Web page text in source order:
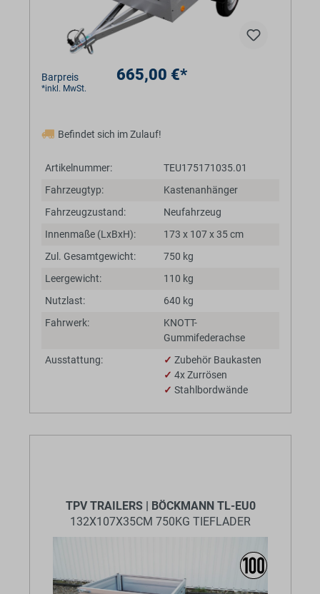
Barpreis 665,00 €*
*inkl. MwSt.
Befindet sich im Zulauf!
Artikelnummer:
TEU175171035.01
Fahrzeugtyp:
Kastenanhänger
Fahrzeugzustand:
Neufahrzeug
Innenmaße (LxBxH):
173 x 107 x 35 cm
Zul. Gesamtgewicht:
750 kg
Leergewicht:
110 kg
Nutzlast:
640 kg
Fahrwerk:
KNOTT-
Gummifederachse
Ausstattung:
✓ Zubehör Baukasten
✓ 4x Zurrösen
✓ Stahlbordwände
TPV TRAILERS | BÖCKMANN TL-EU0
132X107X35CM 750KG TIEFLADER